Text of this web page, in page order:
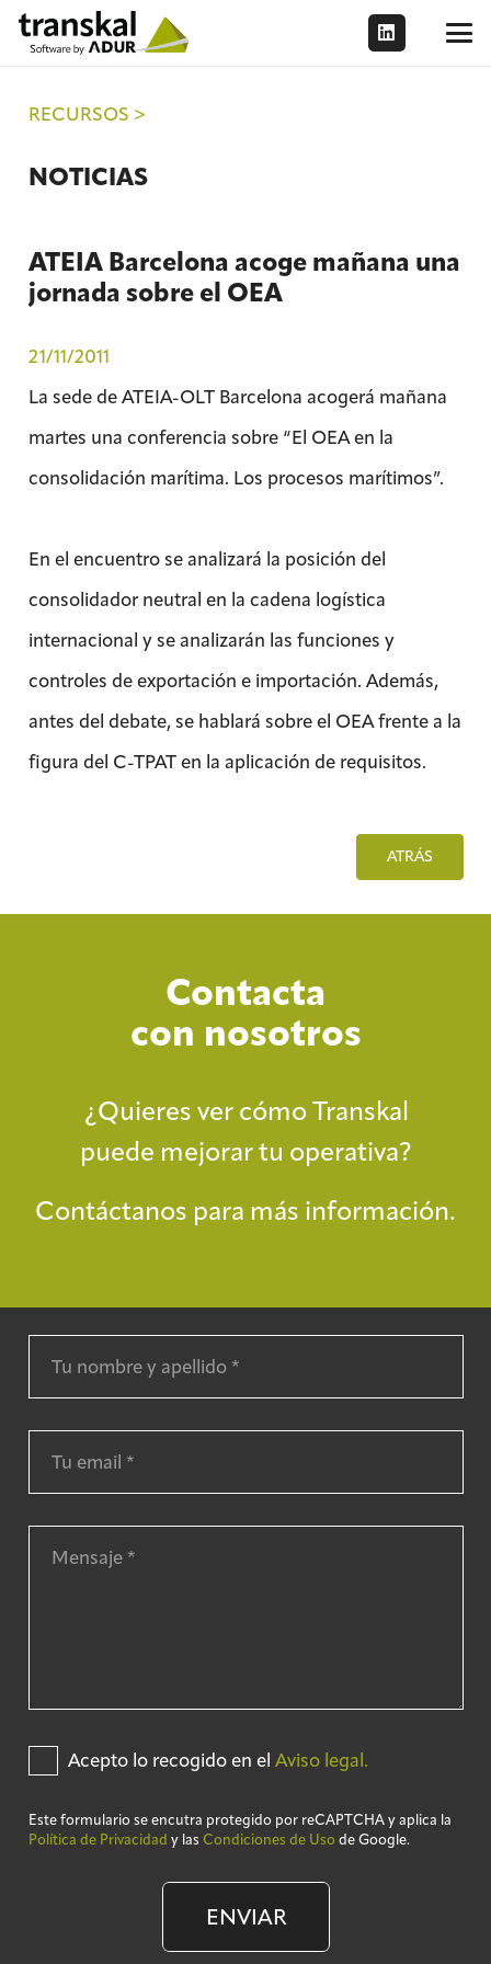
RECURSOS >
NOTICIAS
ATEIA Barcelona acoge mañana una
jornada sobre el OEA
21/11/2011
La sede de ATEIA-OLT Barcelona acogerá mañana
martes una conferencia sobre “El OEA en la
consolidación marítima. Los procesos marítimos”.
En el encuentro se analizará la posición del
consolidador neutral en la cadena logística
internacional y se analizarán las funciones y
controles de exportación e importación. Además,
antes del debate, se hablará sobre el OEA frente a la
figura del C-TPAT en la aplicación de requisitos.
ATRÁS
Contacta
con nosotros
¿Quieres ver cómo Transkal
puede mejorar tu operativa?
Contáctanos para más información.
Acepto lo recogido en el Aviso legal.
Este formulario se encutra protegido por reCAPTCHA y aplica la
Política de Privacidad y las Condiciones de Uso de Google.
ENVIAR